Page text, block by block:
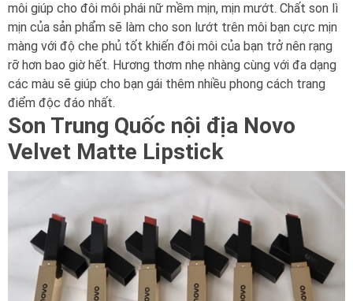
môi giúp cho đôi môi phái nữ mềm mịn, mịn mướt. Chất son lì
mịn của sản phẩm sẽ làm cho son lướt trên môi bạn cực mịn
màng với độ che phủ tốt khiến đôi môi của bạn trở nên rạng
rỡ hơn bao giờ hết. Hương thơm nhẹ nhàng cùng với đa dạng
các màu sẽ giúp cho bạn gái thêm nhiều phong cách trang
điểm độc đáo nhất.
Son Trung Quốc nội địa Novo
Velvet Matte Lipstick